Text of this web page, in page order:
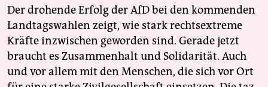
Der drohende Erfolg der AfD bei den kommenden
Landtagswahlen zeigt, wie stark rechtsextreme
Kräfte inzwischen geworden sind. Gerade jetzt
braucht es Zusammenhalt und Solidarität. Auch
und vor allem mit den Menschen, die sich vor Ort